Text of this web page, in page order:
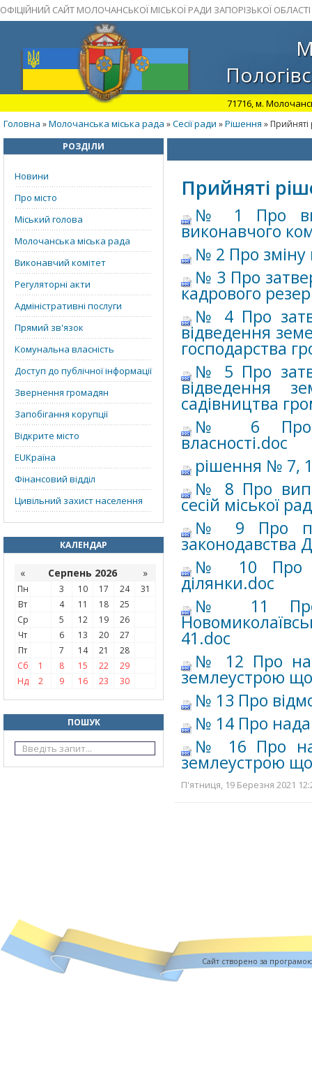
ОФІЦІЙНИЙ САЙТ МОЛОЧАНСЬКОЇ МІСЬКОЇ РАДИ ЗАПОРІЗЬКОЇ ОБЛАСТІ
71716, м.
Головна »Молочанська міська рада »Сесії ради »Рішення » Прийняті
РОЗДІЛИ
Новини
Про місто
Міський голова
Молочанська міська рада
Виконавчий комітет
Регуляторні акти
Адміністративні послуги
Прямий зв'язок
Комунальна власність
Доступ до публічної інформації
Звернення громадян
Запобігання корупції
Відкрите місто
EUКраїна
Фінансовий відділ
Цивільний захист населення
КАЛЕНДАР
« Серпень 2026 »
Пн 3 10 17 24
31
Вт
4 11 18
25
Ср
5 12 19
26
Чт
6 13 20
27
Пт
7 14 21
28
Сб
1 8 15 22
29
Нд
2 9 16 23 30
ПОШУК
Прийняті
№ 1 Про
виконавчого
№ 2 Про зміну
№ 3 Про
кадрового
№ 4 Про
відведення
господарства
№ 5 Про
відведення
садівництва
№ 6 Про
власності.doc
рішення № 7,
№ 8 Про
сесій міської
№ 9 Про
законодавства
№ 10 Про
ділянки.doc
№ 11 Про
41.doc
№ 12 Про
землеустрою
№ 13 Про
№ 14 Про
№ 16 Про
землеустрою
П'ятниця, 19 Березня 2021
Cайт створено за